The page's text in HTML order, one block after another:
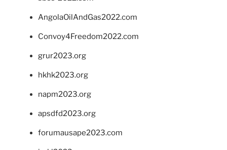
AngolaOilAndGas2022.com
Convoy4Freedom2022.com
grur2023.org
hkhk2023.org
napm2023.org
apsdfd2023.org
forumausape2023.com